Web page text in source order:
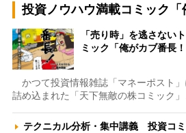
投資ノウハウ満載コミック「
「売り時」を逃さない
ミック「俺がカブ番長
かつて投資情報雑誌「マネーポスト
詰め込まれた「天下無敵の株コミック
テクニカル分析・集中講義 投資コミ